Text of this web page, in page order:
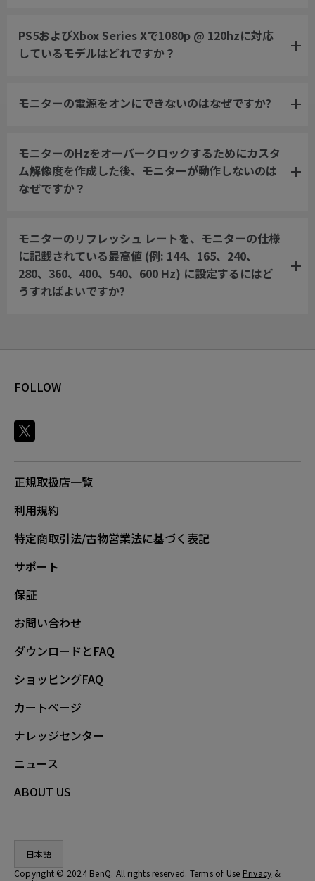
PS5およびXbox Series Xで1080p @ 120hzに対応
しているモデルはどれですか？
モニターの電源をオンにできないのはなぜですか?
モニターのHzをオーバークロックするためにカスタ
ム解像度を作成した後、モニターが動作しないのは
なぜですか？
モニターのリフレッシュ レートを、モニターの仕様
に記載されている最高値 (例: 144、165、240、
280、360、400、540、600 Hz) に設定するにはど
うすればよいですか?
FOLLOW
正規取扱店一覧
利用規約
特定商取引法/古物営業法に基づく表記
サポート
保証
お問い合わせ
ダウンロードとFAQ
ショッピングFAQ
カートページ
ナレッジセンター
ニュース
ABOUT US
日本語
Copyright © 2024 BenQ. All rights reserved. Terms of Use Privacy &